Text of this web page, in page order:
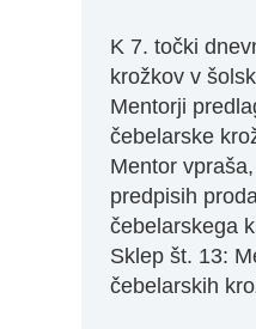
K 7. točki
krožkov v
Mentorji
čebelarske
Mentor
predpisih
čebelarskega
Sklep št. 13:
čebelarskih